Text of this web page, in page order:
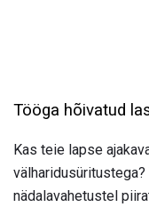
Tööga hõivatud
Kas teie lapse
nädalavahetustel